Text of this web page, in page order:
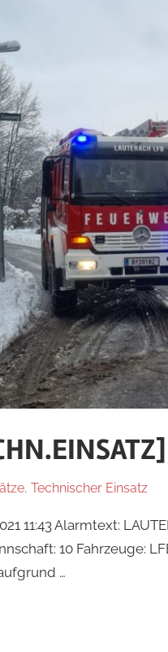
, Technischer Einsatz
11:43 Alarmtext:
10 Fahrzeuge:
…